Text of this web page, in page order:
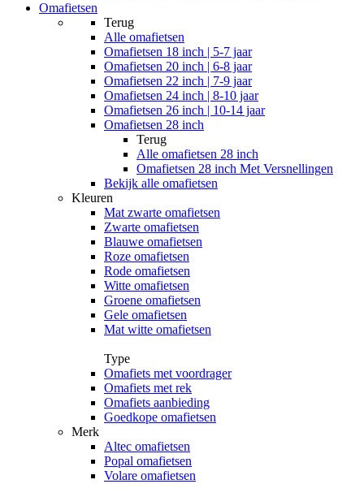
Omafietsen
Terug
Alle omafietsen
Omafietsen 18 inch | 5-7 jaar
Omafietsen 20 inch | 6-8 jaar
Omafietsen 22 inch | 7-9 jaar
Omafietsen 24 inch | 8-10 jaar
Omafietsen 26 inch | 10-14 jaar
Omafietsen 28 inch
Terug
Alle omafietsen 28 inch
Omafietsen 28 inch Met Versnellingen
Bekijk alle omafietsen
Kleuren
Mat zwarte omafietsen
Zwarte omafietsen
Blauwe omafietsen
Roze omafietsen
Rode omafietsen
Witte omafietsen
Groene omafietsen
Gele omafietsen
Mat witte omafietsen
Type
Omafiets met voordrager
Omafiets met rek
Omafiets aanbieding
Goedkope omafietsen
Merk
Altec omafietsen
Popal omafietsen
Volare omafietsen